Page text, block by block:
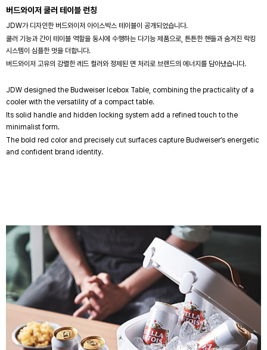
버드와이저 쿨러 테이블 런칭
JDW가 디자인한 버드와이저 아이스박스 테이블이 공개되었습니다.
쿨러 기능과 간이 테이블 역할을 동시에 수행하는 다기능 제품으로, 튼튼한 핸들과 숨겨진 락킹
시스템이 심플한 멋을 더합니다.
버드와이저 고유의 강렬한 레드 컬러와 정제된 면 처리로 브랜드의 에너지를 담아냈습니다.
JDW designed the Budweiser Icebox Table, combining the practicality of a
cooler with the versatility of a compact table.
Its solid handle and hidden locking system add a refined touch to the
minimalist form.
The bold red color and precisely cut surfaces capture Budweiser’s energetic
and confident brand identity.